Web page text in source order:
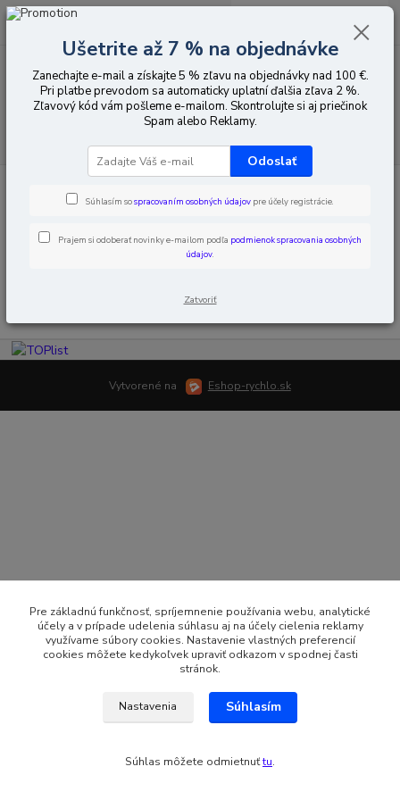
Menu
0,00 EUR
Príslušenstvo k automatike
V tejto kategórii nebol nájdený žiadny tovar.
Vytvorené na Eshop-rychlo.sk
Ušetrite až 7 % na objednávke
Zanechajte e-mail a získajte 5 % zľavu na objednávky nad 100 €.
Pri platbe prevodom sa automaticky uplatní ďalšia zľava 2 %.
Zľavový kód vám pošleme e-mailom. Skontrolujte si aj priečinok
Spam alebo Reklamy.
Odoslať
Súhlasím sospracovaním osobných údajov pre účely registrácie.
Prajem si odoberať novinky e-mailom podľa podmienok spracovania osobných
údajov.
Zatvoriť
Pre základnú funkčnosť, spríjemnenie používania webu, analytické
účely a v prípade udelenia súhlasu aj na účely cielenia reklamy
využívame súbory cookies. Nastavenie vlastných preferencií
cookies môžete kedykoľvek upraviť odkazom v spodnej časti
stránok.
Nastavenia Súhlasím
Súhlas môžete odmietnuťtu.